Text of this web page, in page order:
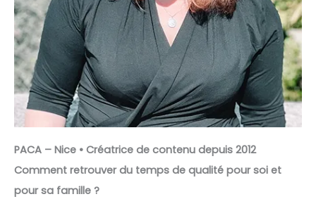
PACA – Nice • Créatrice de contenu depuis 2012
Comment retrouver du temps de qualité pour soi et
pour sa famille ?